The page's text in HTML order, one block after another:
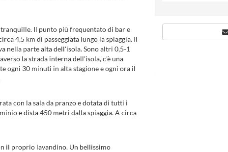
tranquille. Il punto più frequentato di bar e
4,5 km di passeggiata lungo la spiaggia. Il
nella parte alta dell'isola. Sono altri 0,5-1
la strada interna dell'isola, c'è una
ogni 30 minuti in alta stagione e ogni ora il
con la sala da pranzo e dotata di tutti i
e dista 450 metri dalla spiaggia. A circa
il proprio lavandino. Un bellissimo